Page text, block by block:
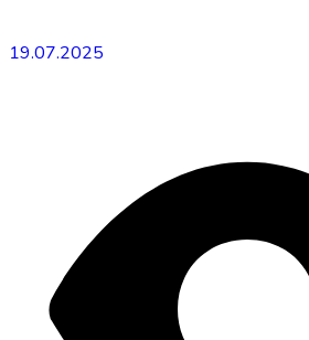
19.07.2025